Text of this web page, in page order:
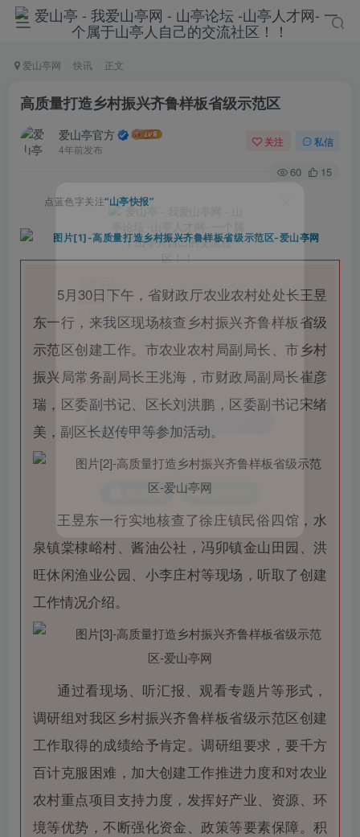
爱山亭网 快讯 正文
高质量打造乡村振兴齐鲁样板省级示范区
爱山亭官方
4年前发布
关注 私信
60 15
点蓝色字关注“山亭快报”
5月30日下午，省财政厅农业农村处处长王昱
东一行，来我区现场核查乡村振兴齐鲁样板省级
示范区创建工作。市农业农村局副局长、市乡村
振兴局常务副局长王兆海，市财政局副局长崔彦
瑞，区委副书记、区长刘洪鹏，区委副书记宋绪
美，副区长赵传甲等参加活动。
王昱东一行实地核查了徐庄镇民俗四馆，水
泉镇棠棣峪村、酱油公社，冯卯镇金山田园、洪
旺休闲渔业公园、小李庄村等现场，听取了创建
工作情况介绍。
通过看现场、听汇报、观看专题片等形式，
调研组对我区乡村振兴齐鲁样板省级示范区创建
工作取得的成绩给予肯定。调研组要求，要千方
百计克服困难，加大创建工作推进力度和对农业
农村重点项目支持力度，发挥好产业、资源、环
境等优势，不断强化资金、政策等要素保障。积
手机号
记住登录 账号密码登录
登录
社交账号登录